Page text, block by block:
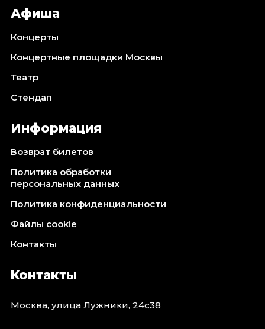
Афиша
Концерты
Концертные площадки Москвы
Театр
Стендап
Информация
Возврат билетов
Политика обработки
персональных данных
Политика конфиденциальности
Файлы cookie
Контакты
Контакты
Москва, улица Лужники, 24с38